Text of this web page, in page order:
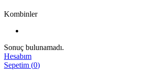
Kombinler
Sonuç bulunamadı.
Hesabım
Sepetim (0)